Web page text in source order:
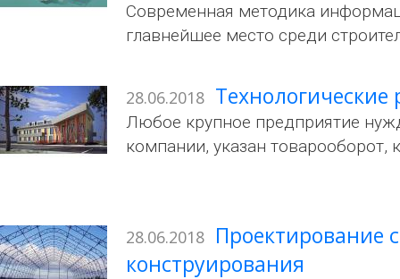
Современная методика
главнейшее место среди
28.06.2018
Любое крупное предприятие
компании, указан товарооборот,
28.06.2018 Проектирование
конструирования